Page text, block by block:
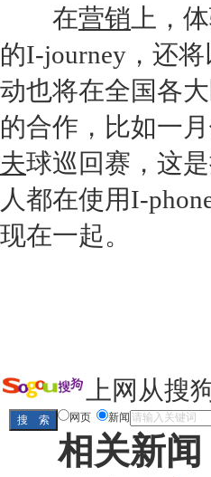
在营销 上，
的I-journey，还
动也将在全国各大
的合作，比如一
夫球巡回赛，这
人都在使用I-
现在一起。
上网从搜
网页 新闻
相关新闻